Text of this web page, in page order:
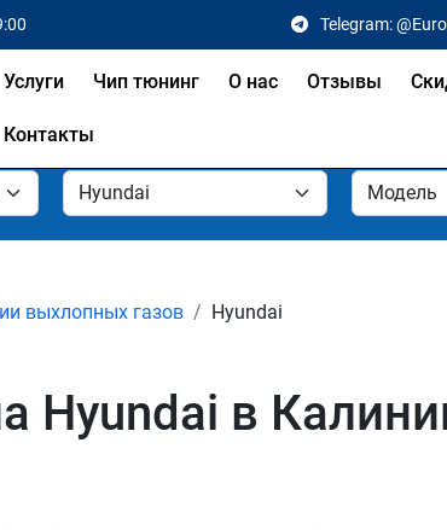
Telegram:
Услуги Чип тюнинг О нас Отзывы
Контакты
выхлопных газов Hyundai
Hyundai в